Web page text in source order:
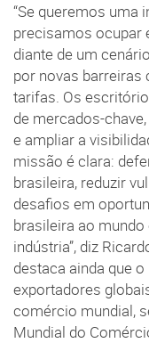
“Se queremos uma
precisamos ocupar
diante de um
por novas barreiras
tarifas. Os
de mercados-
e ampliar a
missão é clara:
brasileira, reduzir
desafios em
brasileira ao
indústria”, diz
destaca ainda que
exportadores
comércio mundial,
Mundial do